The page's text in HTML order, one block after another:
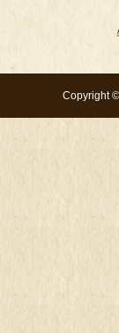
Copyright ©